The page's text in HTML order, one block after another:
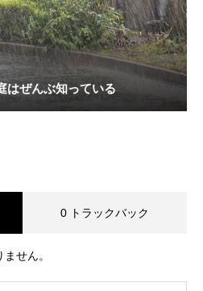
はぜんぶ知っている
0 トラックバック
せん。